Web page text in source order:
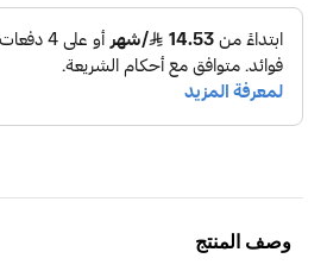
وصف المنتج